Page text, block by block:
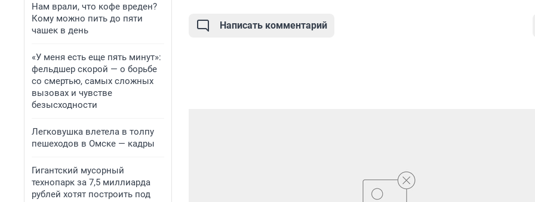
Нам врали, что кофе вреден?
Кому можно пить до пяти
чашек в день
«У меня есть еще пять минут»:
фельдшер скорой — о борьбе
со смертью, самых сложных
вызовах и чувстве
безысходности
Легковушка влетела в толпу
пешеходов в Омске — кадры
Гигантский мусорный
технопарк за 7,5 миллиарда
рублей хотят построить под
Написать комментарий